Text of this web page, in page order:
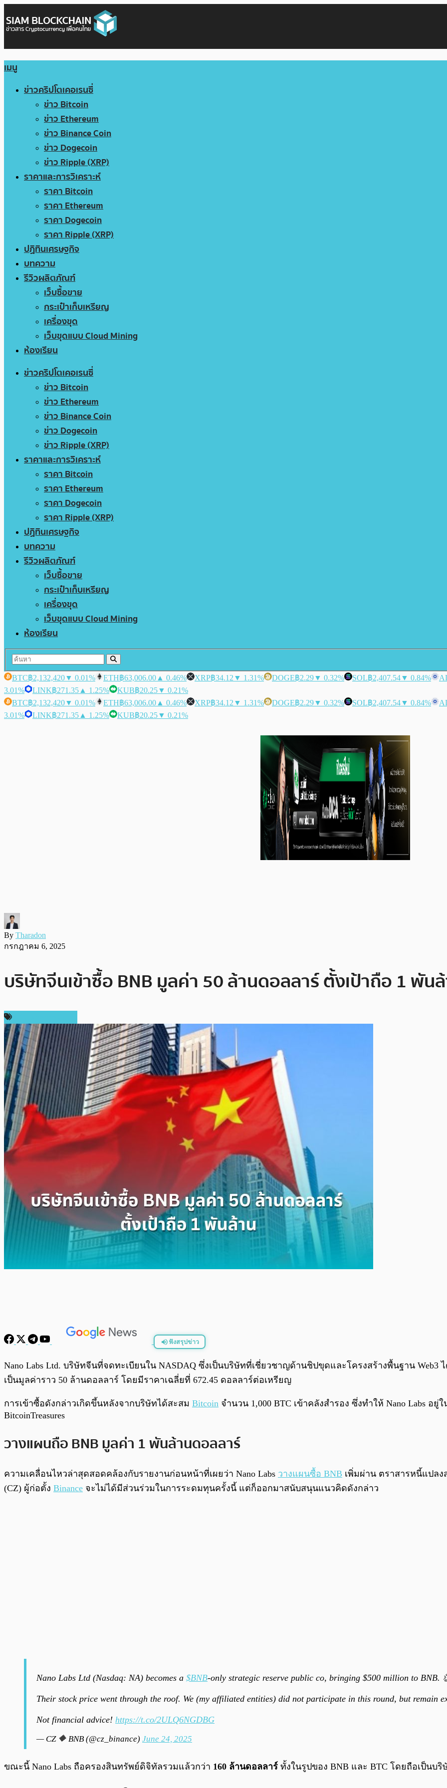
เมนู
ข่าวคริปโตเคอเรนซี่
ข่าว Bitcoin
ข่าว Ethereum
ข่าว Binance Coin
ข่าว Dogecoin
ข่าว Ripple (XRP)
ราคาและการวิเคราะห์
ราคา Bitcoin
ราคา Ethereum
ราคา Dogecoin
ราคา Ripple (XRP)
ปฏิทินเศรษฐกิจ
บทความ
รีวิวผลิตภัณฑ์
เว็บซื้อขาย
กระเป๋าเก็บเหรียญ
เครื่องขุด
เว็บขุดแบบ Cloud Mining
ห้องเรียน
ข่าวคริปโตเคอเรนซี่
ข่าว Bitcoin
ข่าว Ethereum
ข่าว Binance Coin
ข่าว Dogecoin
ข่าว Ripple (XRP)
ราคาและการวิเคราะห์
ราคา Bitcoin
ราคา Ethereum
ราคา Dogecoin
ราคา Ripple (XRP)
ปฏิทินเศรษฐกิจ
บทความ
รีวิวผลิตภัณฑ์
เว็บซื้อขาย
กระเป๋าเก็บเหรียญ
เครื่องขุด
เว็บขุดแบบ Cloud Mining
ห้องเรียน
BTC฿2,132,420▼ 0.01% ETH฿63,006.00 ▲ 0.46% XRP฿34.12 ▼ 1.31% DOGE฿2.29▼ 0.32% SOL฿2,407.54▼ 0.84%
3.01%
LINK฿271.35 ▲ 1.25% KUB฿20.25▼ 0.21%
BTC฿2,132,420▼ 0.01% ETH฿63,006.00 ▲ 0.46% XRP฿34.12 ▼ 1.31% DOGE฿2.29▼ 0.32% SOL฿2,407.54▼ 0.84%
3.01%
LINK฿271.35 ▲ 1.25% KUB฿20.25▼ 0.21%
By Tharadon
กรกฎาคม 6, 2025
บริษัทจีนเข้าซื้อ BNB มูลค่า 50 ล้านดอลลาร์ ตั้งเป้าถือ 1 พัน
ฟังสรุปข่าว
พร้อมเล่น
Nano Labs Ltd. บริษัทจีนที่จดทะเบียนใน NASDAQ ซึ่งเป็นบริษัทที่เชี่ยวชาญด้านชิปขุดและโครงสร้างพื้นฐาน Web3
เป็นมูลค่าราว 50 ล้านดอลลาร์ โดยมีราคาเฉลี่ยที่ 672.45 ดอลลาร์ต่อเหรียญ
การเข้าซื้อดังกล่าวเกิดขึ้นหลังจากบริษัทได้สะสม Bitcoin จำนวน 1,000 BTC เข้าคลังสำรอง ซึ่งทำให้ Nano Labs
BitcoinTreasures
วางแผนถือ BNB มูลค่า 1 พันล้านดอลลาร์
ความเคลื่อนไหวล่าสุดสอดคล้องกับรายงานก่อนหน้าที่เผยว่า Nano Labs วางแผนซื้อ BNB เพิ่มผ่าน ตราสารหนี้แปลง
(CZ) ผู้ก่อตั้ง Binance จะไม่ได้มีส่วนร่วมในการระดมทุนครั้งนี้ แต่ก็ออกมาสนับสนุนแนวคิดดังกล่าว
Nano Labs Ltd (Nasdaq: NA) becomes a $BNB-only strategic reserve public co, bringing $500 million to BNB.
Their stock price went through the roof. We (my affiliated entities) did not participate in this round, but remain
Not financial advice! https://t.co/2ULQ6NGDBG
— CZ 🔶 BNB (@cz_binance) June 24, 2025
ขณะนี้ Nano Labs ถือครองสินทรัพย์ดิจิทัลรวมแล้วกว่า 160 ล้านดอลลาร์ ทั้งในรูปของ BNB และ BTC โดยถือเป็นบ